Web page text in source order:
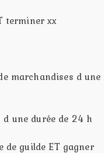
terminer xx
marchandises d une
une durée de 24 h
de guilde ET gagner